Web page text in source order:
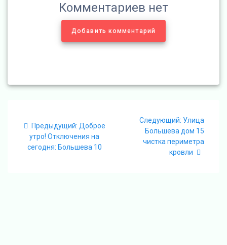
Комментариев нет
Добавить комментарий
по
записям
Предыдущий: Предыдущая
запись:
Доброе
утро! Отключения на
сегодня: Большева 10
Следующий: Следующая
запись:
Улица
Большева дом 15
чистка периметра
кровли